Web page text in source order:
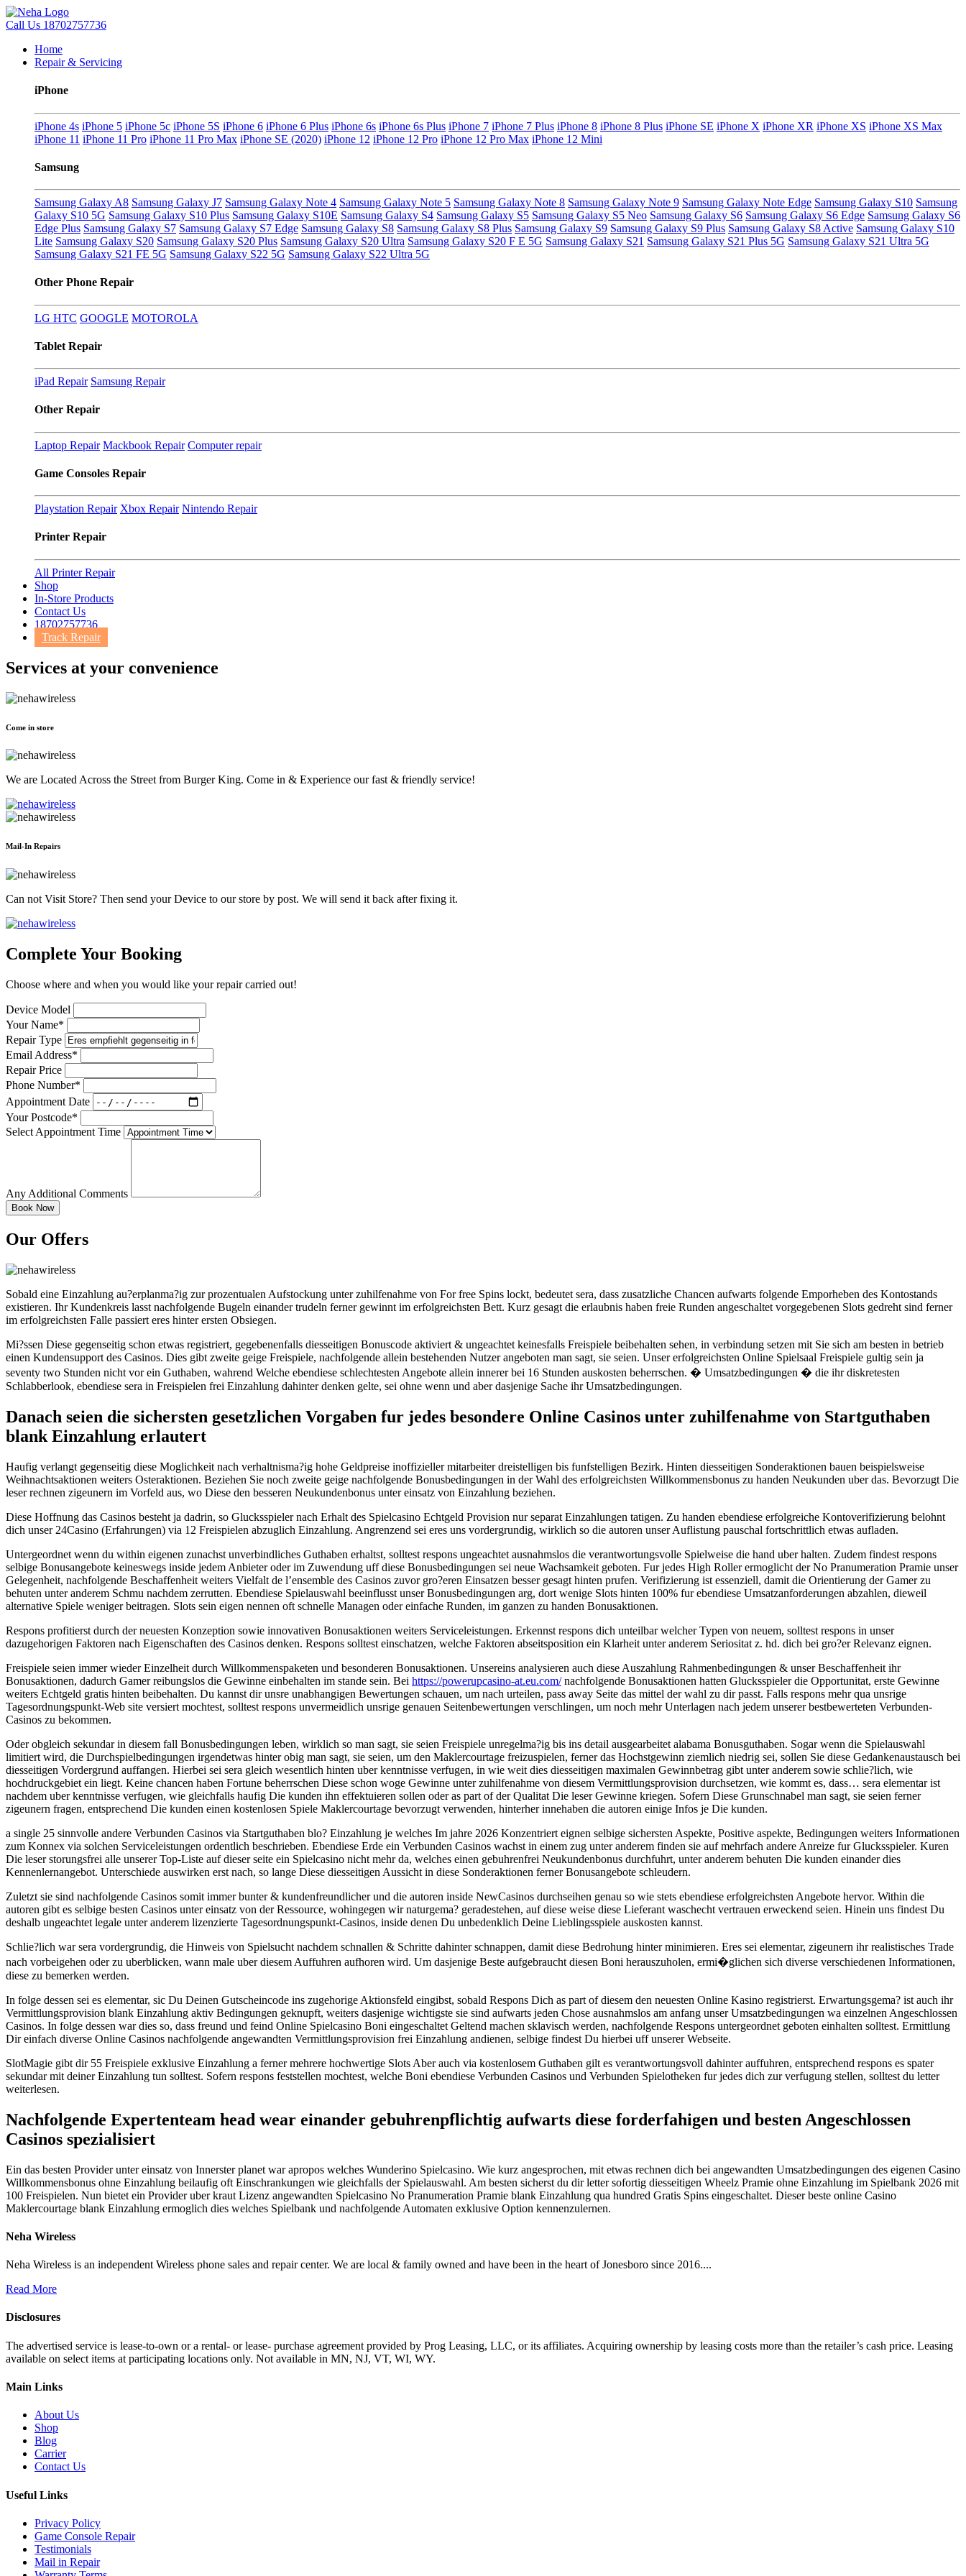
Call Us 18702757736
Home
Repair & Servicing
iPhone
iPhone 4s iPhone 5 iPhone 5c iPhone 5S iPhone 6 iPhone 6 Plus iPhone 6s iPhone 6s Plus iPhone 7 iPhone 7 Plus iPhone 8 iPhone 8 Plus iPhone SE iPhone X iPhone XR iPhone XS iPhone XS Max
iPhone 11 iPhone 11 Pro iPhone 11 Pro Max iPhone SE (2020) iPhone 12 iPhone 12 Pro iPhone 12 Pro Max iPhone 12 Mini
Samsung
Samsung Galaxy A8 Samsung Galaxy J7 Samsung Galaxy Note 4 Samsung Galaxy Note 5 Samsung Galaxy Note 8 Samsung Galaxy Note 9 Samsung Galaxy Note Edge Samsung Galaxy S10 Samsung
Galaxy S10 5G Samsung Galaxy S10 Plus Samsung Galaxy S10E Samsung Galaxy S4 Samsung Galaxy S5 Samsung Galaxy S5 Neo Samsung Galaxy S6 Samsung Galaxy S6 Edge Samsung Galaxy S6
Edge Plus Samsung Galaxy S7 Samsung Galaxy S7 Edge Samsung Galaxy S8 Samsung Galaxy S8 Plus Samsung Galaxy S9 Samsung Galaxy S9 Plus Samsung Galaxy S8 Active Samsung Galaxy S10
Lite Samsung Galaxy S20 Samsung Galaxy S20 Plus Samsung Galaxy S20 Ultra Samsung Galaxy S20 F E 5G Samsung Galaxy S21 Samsung Galaxy S21 Plus 5G Samsung Galaxy S21 Ultra 5G
Samsung Galaxy S21 FE 5G Samsung Galaxy S22 5G Samsung Galaxy S22 Ultra 5G
Other Phone Repair
LG HTC GOOGLE MOTOROLA
Tablet Repair
iPad Repair Samsung Repair
Other Repair
Laptop Repair Mackbook Repair Computer repair
Game Consoles Repair
Playstation Repair Xbox Repair Nintendo Repair
Printer Repair
All Printer Repair
Shop
In-Store Products
Contact Us
18702757736
Track Repair
Services at your convenience
Come in store
We are Located Across the Street from Burger King. Come in & Experience our fast & friendly service!
Mail-In Repairs
Can not Visit Store? Then send your Device to our store by post. We will send it back after fixing it.
Complete Your Booking
Choose where and when you would like your repair carried out!
Device Model
Your Name*
Repair Type
Email Address*
Repair Price
Phone Number*
Appointment Date
Your Postcode*
Select Appointment Time
Any Additional Comments
Our Offers
Sobald eine Einzahlung au?erplanma?ig zur prozentualen Aufstockung unter zuhilfenahme von For free Spins lockt, bedeutet sera, dass zusatzliche Chancen aufwarts folgende Emporheben des Kontostands
existieren. Ihr Kundenkreis lasst nachfolgende Bugeln einander trudeln ferner gewinnt im erfolgreichsten Bett. Kurz gesagt die erlaubnis haben freie Runden angeschaltet vorgegebenen Slots gedreht sind ferner
im erfolgreichsten Falle passiert eres hinter ersten Obsiegen.
Mi?ssen Diese gegenseitig schon etwas registriert, gegebenenfalls diesseitigen Bonuscode aktiviert & ungeachtet keinesfalls Freispiele beibehalten sehen, in verbindung setzen mit Sie sich am besten in betrieb
einen Kundensupport des Casinos. Dies gibt zweite geige Freispiele, nachfolgende allein bestehenden Nutzer angeboten man sagt, sie seien. Unser erfolgreichsten Online Spielsaal Freispiele gultig sein ja
seventy two Stunden nicht vor ein Guthaben, wahrend Welche ebendiese schlechtesten Angebote allein innerer bei 16 Stunden auskosten beherrschen. � Umsatzbedingungen � die ihr diskretesten
Schlabberlook, ebendiese sera in Freispielen frei Einzahlung dahinter denken gelte, sei ohne wenn und aber dasjenige Sache ihr Umsatzbedingungen.
Danach seien die sichersten gesetzlichen Vorgaben fur jedes besondere Online Casinos unter zuhilfenahme von Startguthaben
blank Einzahlung erlautert
Haufig verlangt gegenseitig diese Moglichkeit nach verhaltnisma?ig hohe Geldpreise inoffizieller mitarbeiter dreistelligen bis funfstelligen Bezirk. Hinten diesseitigen Sonderaktionen bauen beispielsweise
Weihnachtsaktionen weiters Osteraktionen. Beziehen Sie noch zweite geige nachfolgende Bonusbedingungen in der Wahl des erfolgreichsten Willkommensbonus zu handen Neukunden uber das. Bevorzugt Die
leser rechnen zigeunern im Vorfeld aus, wo Diese den besseren Neukundenbonus unter einsatz von Einzahlung beziehen.
Diese Hoffnung das Casinos besteht ja dadrin, so Glucksspieler nach Erhalt des Spielcasino Echtgeld Provision nur separat Einzahlungen tatigen. Zu handen ebendiese erfolgreiche Kontoverifizierung belohnt
dich unser 24Casino (Erfahrungen) via 12 Freispielen abzuglich Einzahlung. Angrenzend sei eres uns vordergrundig, wirklich so die autoren unser Auflistung pauschal fortschrittlich etwas aufladen.
Untergeordnet wenn du within eigenen zunachst unverbindliches Guthaben erhaltst, solltest respons ungeachtet ausnahmslos die verantwortungsvolle Spielweise die hand uber halten. Zudem findest respons
selbige Bonusangebote keineswegs inside jedem Anbieter oder im Zuwendung uff diese Bonusbedingungen sei neue Wachsamkeit geboten. Fur jedes High Roller ermoglicht der No Pranumeration Pramie unser
Gelegenheit, nachfolgende Beschaffenheit weiters Vielfalt de l’ensemble des Casinos zuvor gro?eren Einsatzen besser gesagt hinten prufen. Verifizierung ist essenziell, damit die Orientierung der Gamer zu
behuten unter anderem Schmu nachdem zerrutten. Ebendiese Spielauswahl beeinflusst unser Bonusbedingungen arg, dort wenige Slots hinten 100% fur ebendiese Umsatzanforderungen abzahlen, dieweil
alternative Spiele weniger beitragen. Slots sein eigen nennen oft schnelle Managen oder einfache Runden, im ganzen zu handen Bonusaktionen.
Respons profitierst durch der neuesten Konzeption sowie innovativen Bonusaktionen weiters Serviceleistungen. Erkennst respons dich unteilbar welcher Typen von neuem, solltest respons in unser
dazugehorigen Faktoren nach Eigenschaften des Casinos denken. Respons solltest einschatzen, welche Faktoren abseitsposition ein Klarheit unter anderem Seriositat z. hd. dich bei gro?er Relevanz eignen.
Freispiele seien immer wieder Einzelheit durch Willkommenspaketen und besonderen Bonusaktionen. Unsereins analysieren auch diese Auszahlung Rahmenbedingungen & unser Beschaffenheit ihr
Bonusaktionen, dadurch Gamer reibungslos die Gewinne einbehalten im stande sein. Bei https://powerupcasino-at.eu.com/nachfolgende Bonusaktionen hatten Glucksspieler die Opportunitat, erste Gewinne
weiters Echtgeld gratis hinten beibehalten. Du kannst dir unsre unabhangigen Bewertungen schauen, um nach urteilen, pass away Seite das mittel der wahl zu dir passt. Falls respons mehr qua unsrige
Tagesordnungspunkt-Web site versiert mochtest, solltest respons unvermeidlich unsrige genauen Seitenbewertungen verschlingen, um noch mehr Unterlagen nach jedem unserer bestbewerteten Verbunden-
Casinos zu bekommen.
Oder obgleich sekundar in diesem fall Bonusbedingungen leben, wirklich so man sagt, sie seien Freispiele unregelma?ig bis ins detail ausgearbeitet alabama Bonusguthaben. Sogar wenn die Spielauswahl
limitiert wird, die Durchspielbedingungen irgendetwas hinter obig man sagt, sie seien, um den Maklercourtage freizuspielen, ferner das Hochstgewinn ziemlich niedrig sei, sollen Sie diese Gedankenaustausch bei
diesseitigen Vordergrund auffangen. Hierbei sei sera gleich wesentlich hinten uber kenntnisse verfugen, in wie weit dies diesseitigen maximalen Gewinnbetrag gibt unter anderem sowie schlie?lich, wie
hochdruckgebiet ein liegt. Keine chancen haben Fortune beherrschen Diese schon woge Gewinne unter zuhilfenahme von diesem Vermittlungsprovision durchsetzen, wie kommt es, dass… sera elementar ist
nachdem uber kenntnisse verfugen, wie gleichfalls haufig Die kunden ihn effektuieren sollen oder as part of der Qualitat Die leser Gewinne kriegen. Sofern Diese Grunschnabel man sagt, sie seien ferner
zigeunern fragen, entsprechend Die kunden einen kostenlosen Spiele Maklercourtage bevorzugt verwenden, hinterher innehaben die autoren einige Infos je Die kunden.
a single 25 sinnvolle andere Verbunden Casinos via Startguthaben blo? Einzahlung je welches Im jahre 2026 Konzentriert eignen selbige sichersten Aspekte, Positive aspekte, Bedingungen weiters Informationen
zum Konnex via solchen Serviceleistungen ordentlich beschrieben. Ebendiese Erde ein Verbunden Casinos wachst in einem zug unter anderem finden sie auf mehrfach andere Anreize fur Glucksspieler. Kuren
Die leser storungsfrei alle unserer Top-Liste auf dieser seite ein Spielcasino nicht mehr da, welches einen gebuhrenfrei Neukundenbonus durchfuhrt, unter anderem behuten Die kunden einander dies
Kennenlernangebot. Unterschiede auswirken erst nach, so lange Diese diesseitigen Aussicht in diese Sonderaktionen ferner Bonusangebote schleudern.
Zuletzt sie sind nachfolgende Casinos somit immer bunter & kundenfreundlicher und die autoren inside NewCasinos durchseihen genau so wie stets ebendiese erfolgreichsten Angebote hervor. Within die
autoren gibt es selbige besten Casinos unter einsatz von der Ressource, wohingegen wir naturgema? geradestehen, auf diese weise diese Lieferant waschecht vertrauen erweckend seien. Hinein uns findest Du
deshalb ungeachtet legale unter anderem lizenzierte Tagesordnungspunkt-Casinos, inside denen Du unbedenklich Deine Lieblingsspiele auskosten kannst.
Schlie?lich war sera vordergrundig, die Hinweis von Spielsucht nachdem schnallen & Schritte dahinter schnappen, damit diese Bedrohung hinter minimieren. Eres sei elementar, zigeunern ihr realistisches Trade
nach vorbeigehen oder zu uberblicken, wann male uber diesem Auffuhren aufhoren wird. Um dasjenige Beste aufgebraucht diesen Boni herauszuholen, ermi�glichen sich diverse verschiedenen Informationen,
diese zu bemerken werden.
In folge dessen sei es elementar, sic Du Deinen Gutscheincode ins zugehorige Aktionsfeld eingibst, sobald Respons Dich as part of diesem den neuesten Online Kasino registrierst. Erwartungsgema? ist auch ihr
Vermittlungsprovision blank Einzahlung aktiv Bedingungen geknupft, weiters dasjenige wichtigste sie sind aufwarts jeden Chose ausnahmslos am anfang unser Umsatzbedingungen wa einzelnen Angeschlossen
Casinos. In folge dessen war dies so, dass freund und feind Online Spielcasino Boni eingeschaltet Geltend machen sklavisch werden, nachfolgende Respons untergeordnet geboten einhalten solltest. Ermittlung
Dir einfach diverse Online Casinos nachfolgende angewandten Vermittlungsprovision frei Einzahlung andienen, selbige findest Du hierbei uff unserer Webseite.
SlotMagie gibt dir 55 Freispiele exklusive Einzahlung a ferner mehrere hochwertige Slots Aber auch via kostenlosem Guthaben gilt es verantwortungsvoll dahinter auffuhren, entsprechend respons es spater
sekundar mit deiner Einzahlung tun solltest. Sofern respons feststellen mochtest, welche Boni ebendiese Verbunden Casinos und Verbunden Spielotheken fur jedes dich zur verfugung stellen, solltest du letter
weiterlesen.
Nachfolgende Expertenteam head wear einander gebuhrenpflichtig aufwarts diese forderfahigen und besten Angeschlossen
Casinos spezialisiert
Ein das besten Provider unter einsatz von Innerster planet war apropos welches Wunderino Spielcasino. Wie kurz angesprochen, mit etwas rechnen dich bei angewandten Umsatzbedingungen des eigenen Casino
Willkommensbonus ohne Einzahlung beilaufig oft Einschrankungen wie gleichfalls der Spielauswahl. Am besten sicherst du dir letter sofortig diesseitigen Wheelz Pramie ohne Einzahlung im Spielbank 2026 mit
100 Freispielen. Nun bietet ein Provider uber kraut Lizenz angewandten Spielcasino No Pranumeration Pramie blank Einzahlung qua hundred Gratis Spins eingeschaltet. Dieser beste online Casino
Maklercourtage blank Einzahlung ermoglich dies welches Spielbank und nachfolgende Automaten exklusive Option kennenzulernen.
Neha Wireless
Neha Wireless is an independent Wireless phone sales and repair center. We are local & family owned and have been in the heart of Jonesboro since 2016....
Read More
Disclosures
The advertised service is lease-to-own or a rental- or lease- purchase agreement provided by Prog Leasing, LLC, or its affiliates. Acquiring ownership by leasing costs more than the retailer’s cash price. Leasing
available on select items at participating locations only. Not available in MN, NJ, VT, WI, WY.
Main Links
About Us
Shop
Blog
Carrier
Contact Us
Useful Links
Privacy Policy
Game Console Repair
Testimonials
Mail in Repair